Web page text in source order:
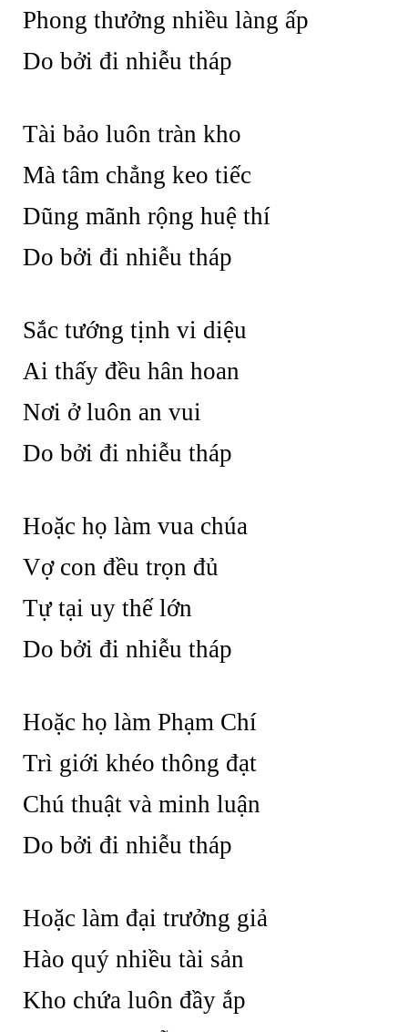
Phong thưởng nhiều làng ấp
Do bởi đi nhiễu tháp
Tài bảo luôn tràn kho
Mà tâm chẳng keo tiếc
Dũng mãnh rộng huệ thí
Do bởi đi nhiễu tháp
Sắc tướng tịnh vi diệu
Ai thấy đều hân hoan
Nơi ở luôn an vui
Do bởi đi nhiễu tháp
Hoặc họ làm vua chúa
Vợ con đều trọn đủ
Tự tại uy thế lớn
Do bởi đi nhiễu tháp
Hoặc họ làm Phạm Chí
Trì giới khéo thông đạt
Chú thuật và minh luận
Do bởi đi nhiễu tháp
Hoặc làm đại trưởng giả
Hào quý nhiều tài sản
Kho chứa luôn đầy ắp